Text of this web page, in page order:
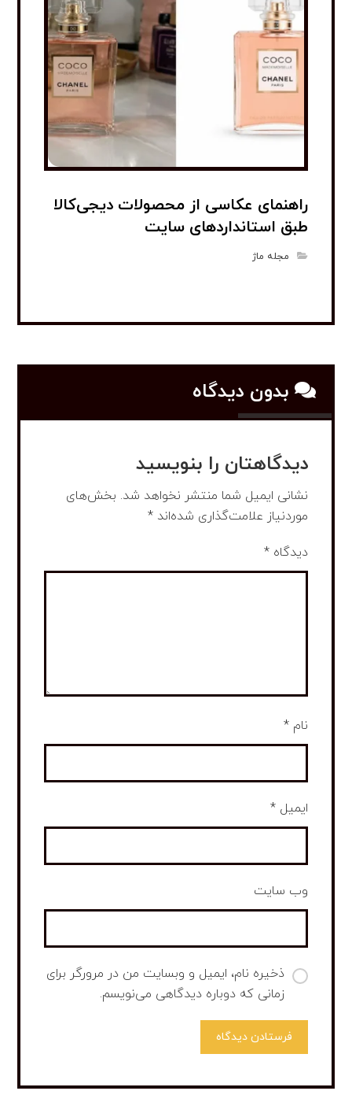
راهنمای عکاسی از محصولات دیجی‌کالا
طبق استانداردهای سایت
مجله ماژ
بدون دیدگاه
دیدگاهتان را بنویسید
نشانی ایمیل شما منتشر نخواهد شد. بخش‌های
موردنیاز علامت‌گذاری شده‌اند*
دیدگاه*
نام*
ایمیل*
وب‌ سایت
ذخیره نام، ایمیل و وبسایت من در مرورگر برای
زمانی که دوباره دیدگاهی می‌نویسم.